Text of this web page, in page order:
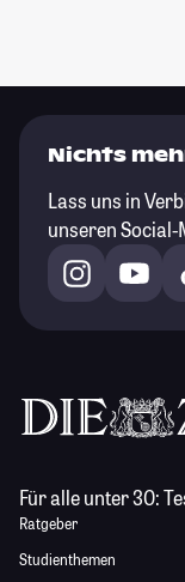
Nichts
Lass uns in
unseren Social-
Für alle unter 30:
Ratgeber
Studienthemen